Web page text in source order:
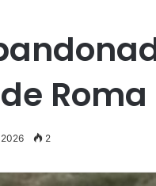
Roma
2